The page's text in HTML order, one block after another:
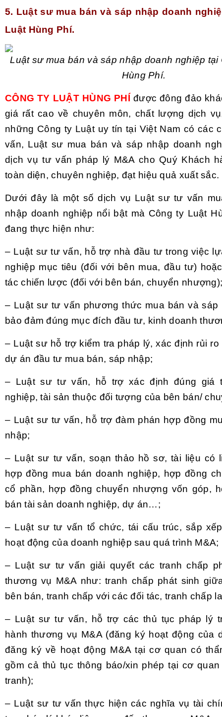
5. Luật sư mua bán và sáp nhập doanh
Luật Hùng Phí.
Luật sư mua bán và sáp nhập doanh nghiệp tại
Hùng Phí.
CÔNG TY LUẬT HÙNG PHÍ được đông đảo
giá rất cao về chuyên môn, chất lượng dịch
những Công ty Luật uy tín tại Việt Nam có các
vấn, Luật sư mua bán và sáp nhập doanh
dịch vụ tư vấn pháp lý M&A cho Quý Khách
toàn diện, chuyên nghiệp, đạt hiệu quả xuất sắc.
Dưới đây là một số dịch vụ Luật sư tư vấn
nhập doanh nghiệp nổi bật mà Công ty Luật
đang thực hiện như:
– Luật sư tư vấn, hỗ trợ nhà đầu tư trong việc
nghiệp mục tiêu (đối với bên mua, đầu tư)
tác chiến lược (đối với bên bán, chuyển
– Luật sư tư vấn phương thức mua bán và sáp
bảo đảm đúng mục đích đầu tư, kinh doanh
– Luật sư hỗ trợ kiểm tra pháp lý, xác định rủi
dự án đầu tư mua bán, sáp nhập;
– Luật sư tư vấn, hỗ trợ xác định đúng giá
nghiệp, tài sản thuộc đối tượng của bên bán/
– Luật sư tư vấn, hỗ trợ đàm phán hợp đồng
nhập;
– Luật sư tư vấn, soạn thảo hồ sơ, tài liệu có
hợp đồng mua bán doanh nghiệp, hợp đồng
cổ phần, hợp đồng chuyển nhượng vốn góp,
bán tài sản doanh nghiệp, dự án…;
– Luật sư tư vấn tổ chức, tái cấu trúc, sắp
hoạt động của doanh nghiệp sau quá trình M&A;
– Luật sư tư vấn giải quyết các tranh chấp
thương vụ M&A như: tranh chấp phát sinh
bên bán, tranh chấp với các đối tác, tranh chấp
– Luật sư tư vấn, hỗ trợ các thủ tục pháp lý
hành thương vụ M&A (đăng ký hoạt động của
đăng ký về hoạt động M&A tại cơ quan có
gồm cả thủ tục thông báo/xin phép tại cơ
tranh);
– Luật sư tư vấn thực hiện các nghĩa vụ tài